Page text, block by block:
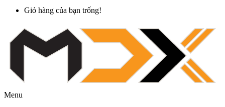
Giỏ hàng của bạn trống!
Menu